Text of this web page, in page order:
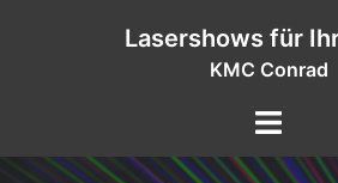
Lasershows für
KMC Conrad